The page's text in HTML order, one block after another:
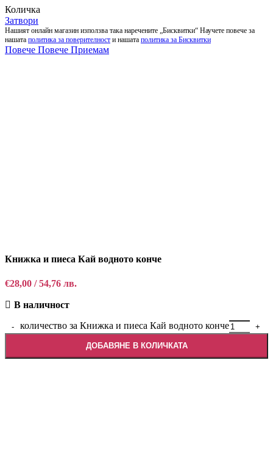
Количка
Затвори
Нашият онлайн магазин използва така наречените „Бисквитки“ Научете повече за
нашата политика за поверителност и нашата политика за Бисквитки
Повече Повече Приемам
Книжка и пиеса Кай водното конче
€28,00 / 54,76 лв.
В наличност
количество за Книжка и пиеса Кай водното конче
ДОБАВЯНЕ В КОЛИЧКАТА